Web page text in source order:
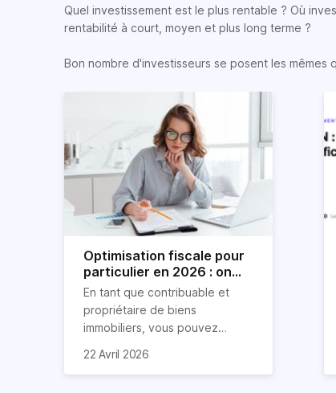
Quel investissement est le plus rentable ? Où
rentabilité à court, moyen et plus long terme ?
Bon nombre d'investisseurs se posent les
Optimisation fiscale pour
particulier en 2026 : on
vous explique tout
En tant que contribuable et
propriétaire de biens
immobiliers, vous pouvez
imposition en optimisant votre
22 Avril 2026